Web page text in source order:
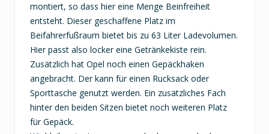
montiert, so dass hier eine Menge Beinfreiheit
entsteht. Dieser geschaffene Platz im
Beifahrerfußraum bietet bis zu 63 Liter Ladevolumen.
Hier passt also locker eine Getränkekiste rein.
Zusätzlich hat Opel noch einen Gepäckhaken
angebracht. Der kann für einen Rucksack oder
Sporttasche genutzt werden. Ein zusätzliches Fach
hinter den beiden Sitzen bietet noch weiteren Platz
für Gepäck.